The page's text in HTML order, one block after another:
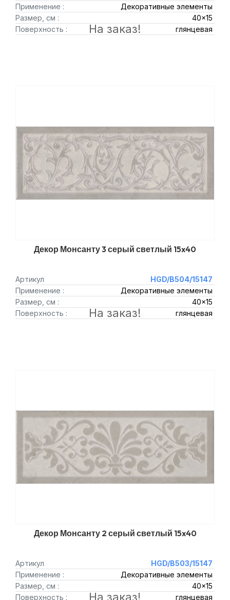
Применение :
Декоративные элементы
Размер, см :
40x15
Поверхность :
глянцевая
На заказ!
Декор Монсанту 3 серый светлый 15x40
Артикул
HGD/B504/15147
Применение :
Декоративные элементы
Размер, см :
40x15
Поверхность :
глянцевая
На заказ!
Декор Монсанту 2 серый светлый 15x40
Артикул
HGD/B503/15147
Применение :
Декоративные элементы
Размер, см :
40x15
Поверхность :
глянцевая
На заказ!